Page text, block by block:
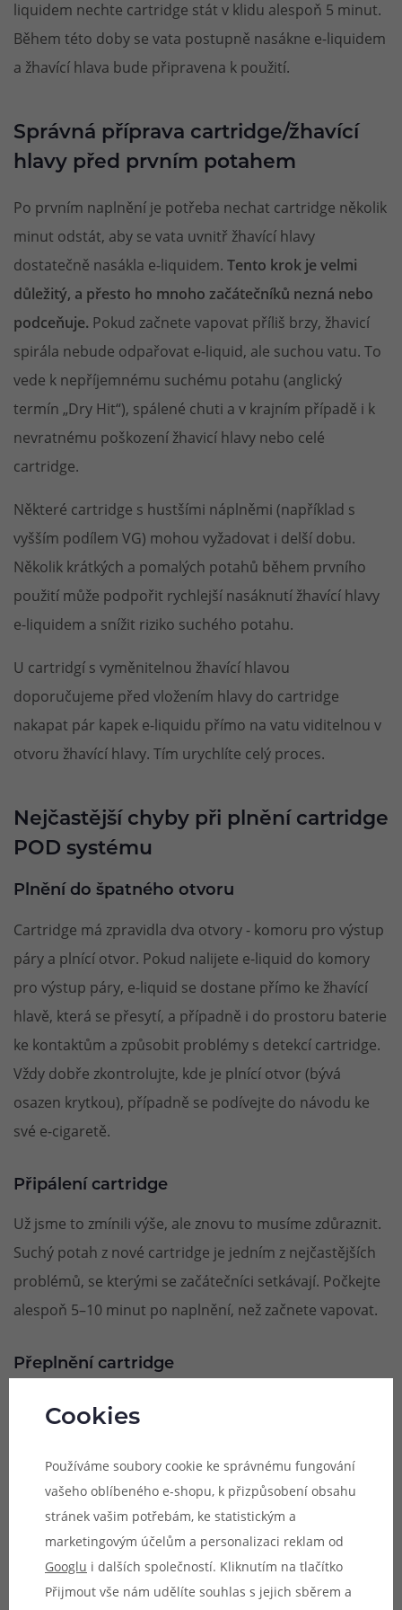
liquidem nechte cartridge stát v klidu alespoň 5 minut.
Během této doby se vata postupně nasákne e-liquidem
a žhavící hlava bude připravena k použití.
Správná příprava cartridge/žhavící
hlavy před prvním potahem
Po prvním naplnění je potřeba nechat cartridge několik
minut odstát, aby se vata uvnitř žhavící hlavy
dostatečně nasákla e-liquidem. Tento krok je velmi
důležitý, a přesto ho mnoho začátečníků nezná nebo
podceňuje. Pokud začnete vapovat příliš brzy, žhavicí
spirála nebude odpařovat e-liquid, ale suchou vatu. To
vede k nepříjemnému suchému potahu (anglický
termín „Dry Hit“), spálené chuti a v krajním případě i k
nevratnému poškození žhavicí hlavy nebo celé
cartridge.
Některé cartridge s hustšími náplněmi (například s
vyšším podílem VG) mohou vyžadovat i delší dobu.
Několik krátkých a pomalých potahů během prvního
použití může podpořit rychlejší nasáknutí žhavící hlavy
e-liquidem a snížit riziko suchého potahu.
U cartridgí s vyměnitelnou žhavící hlavou
doporučujeme před vložením hlavy do cartridge
nakapat pár kapek e-liquidu přímo na vatu viditelnou v
otvoru žhavící hlavy. Tím urychlíte celý proces.
Nejčastější chyby při plnění cartridge
POD systému
Plnění do špatného otvoru
Cartridge má zpravidla dva otvory - komoru pro výstup
páry a plnící otvor. Pokud nalijete e-liquid do komory
pro výstup páry, e-liquid se dostane přímo ke žhavící
hlavě, která se přesytí, a případně i do prostoru baterie
ke kontaktům a způsobit problémy s detekcí cartridge.
Vždy dobře zkontrolujte, kde je plnící otvor (bývá
osazen krytkou), případně se podívejte do návodu ke
své e-cigaretě.
Připálení cartridge
Už jsme to zmínili výše, ale znovu to musíme zdůraznit.
Suchý potah z nové cartridge je jedním z nejčastějších
problémů, se kterými se začátečníci setkávají. Počkejte
alespoň 5–10 minut po naplnění, než začnete vapovat.
Přeplnění cartridge
Každá cartridge má určitý maximální objem, proto se
způsobit únik e-liquidu, který následně může ucpat
přívod vzduchu nebo se dostat do těla baterie.
Nadměrné množství e-liquidu také může zaplavit
žhavící hlavu, což se při potahování projevuje bubláním
a prskáním.
Cookies
Používáme soubory cookie ke správnému fungování
vašeho oblíbeného e-shopu, k přizpůsobení obsahu
stránek vašim potřebám, ke statistickým a
marketingovým účelům a personalizaci reklam od
Googlu i dalších společností. Kliknutím na tlačítko
Přijmout vše nám udělíte souhlas s jejich sběrem a